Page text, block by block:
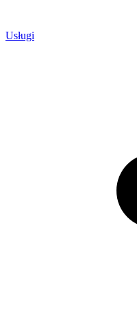
Usługi